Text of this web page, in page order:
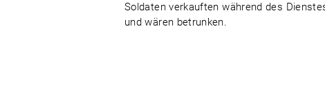
Soldaten verkauften während des
und wären betrunken.